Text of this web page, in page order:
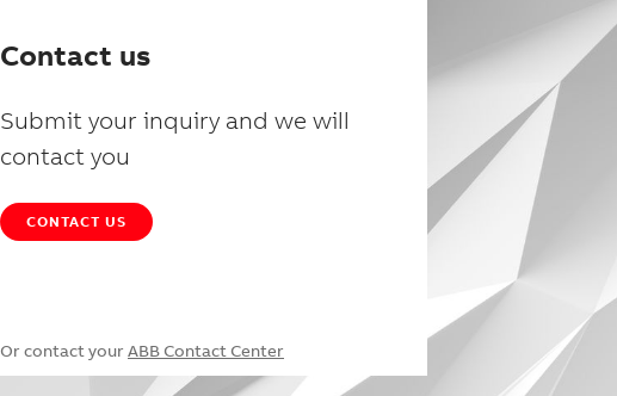
Contact us
Submit your inquiry and we will
contact you
CONTACT US
Or contact your ABB Contact Center